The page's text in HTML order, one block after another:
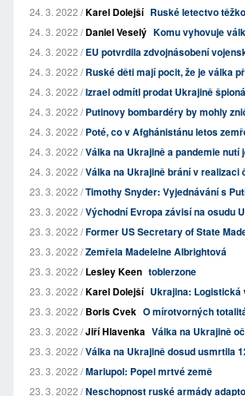
24. 3. 2022 /Karel Dolejší Ruské letectvo
24. 3. 2022 /Daniel Veselý Komu vyhovuje
24. 3. 2022 /EU potvrdila zdvojnásobení
24. 3. 2022 /Ruské děti mají pocit, že je válka
24. 3. 2022 /Izrael odmítl prodat Ukrajině
24. 3. 2022 /Putinovy bombardéry by mohly
24. 3. 2022 /Poté, co v Afghánistánu letos
24. 3. 2022 /Válka na Ukrajině a pandemie nutí
24. 3. 2022 /Válka na Ukrajině brání v
23. 3. 2022 /Timothy Snyder: Vyjednávání s
23. 3. 2022 /Východní Evropa závisí na osudu
23. 3. 2022 /Former US Secretary of State
23. 3. 2022 /Zemřela Madeleine Albrightová
23. 3. 2022 /Lesley Keen toblerzone
23. 3. 2022 /Karel Dolejší Ukrajina: Logistická
23. 3. 2022 /Boris Cvek O mírotvorných
23. 3. 2022 /Jiří Hlavenka Válka na Ukrajině
23. 3. 2022 /Válka na Ukrajině dosud usmrtila
23. 3. 2022 /Mariupol: Popel mrtvé země
23. 3. 2022 /Neschopnost ruské armády